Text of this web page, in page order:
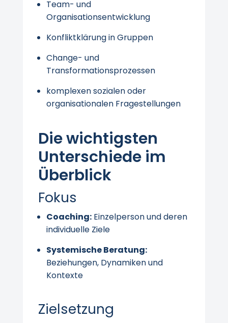
Team- und
Organisationsentwicklung
Konfliktklärung in Gruppen
Change- und
Transformationsprozessen
komplexen sozialen oder
organisationalen Fragestellungen
Die wichtigsten
Unterschiede im
Überblick
Fokus
Coaching:Einzelperson und deren
individuelle Ziele
Systemische Beratung:
Beziehungen, Dynamiken und
Kontexte
Zielsetzung